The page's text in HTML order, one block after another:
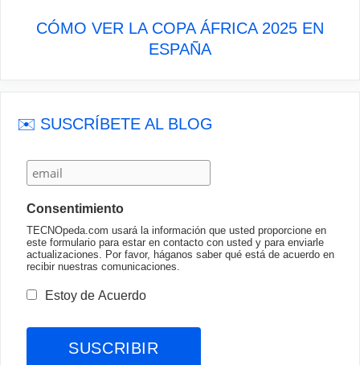
CÓMO VER LA COPA ÁFRICA 2025 EN
ESPAÑA
✉️ SUSCRÍBETE AL BLOG
Consentimiento
TECNOpeda.com usará la información que usted proporcione en
este formulario para estar en contacto con usted y para enviarle
actualizaciones. Por favor, háganos saber qué está de acuerdo en
recibir nuestras comunicaciones.
Estoy de Acuerdo